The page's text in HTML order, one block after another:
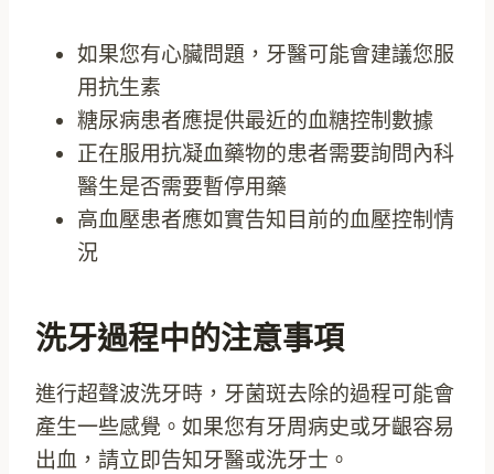
如果您有心臟問題，牙醫可能會建議您服
用抗生素
糖尿病患者應提供最近的血糖控制數據
正在服用抗凝血藥物的患者需要詢問內科
醫生是否需要暫停用藥
高血壓患者應如實告知目前的血壓控制情
況
洗牙過程中的注意事項
進行超聲波洗牙時，牙菌斑去除的過程可能會
產生一些感覺。如果您有牙周病史或牙齦容易
出血，請立即告知牙醫或洗牙士。